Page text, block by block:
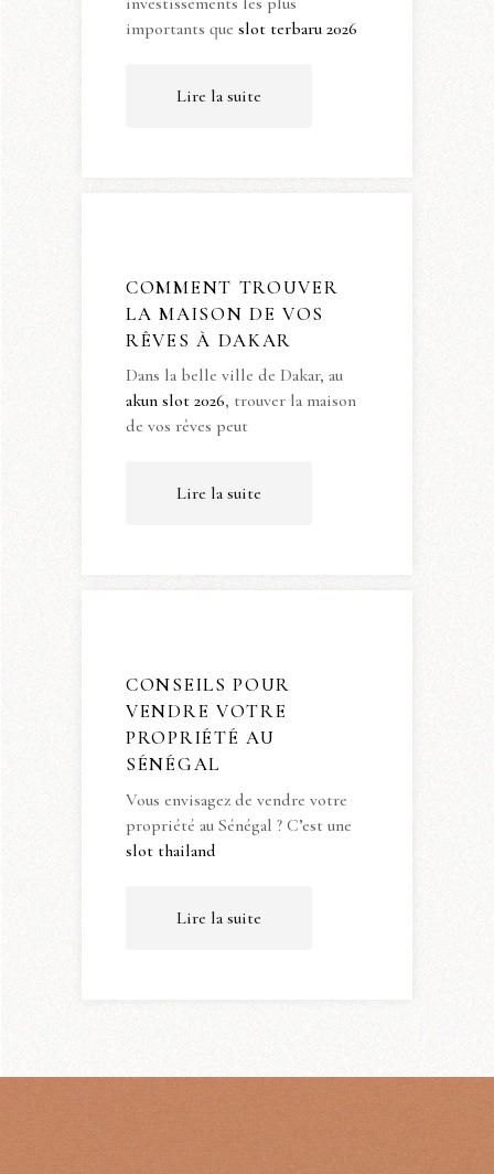
importants que slot terbaru 2026
Lire la suite
COMMENT TROUVER
LA MAISON DE VOS
RÊVES À DAKAR
Dans la belle ville de Dakar, au
akun slot 2026, trouver la maison
de vos rêves peut
Lire la suite
CONSEILS POUR
VENDRE VOTRE
PROPRIÉTÉ AU
SÉNÉGAL
Vous envisagez de vendre votre
propriété au Sénégal ? C’est une
slot thailand
Lire la suite